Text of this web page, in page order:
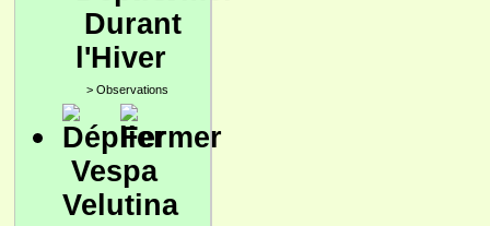
Durant
l'Hiver
> Observations
Vespa
Velutina